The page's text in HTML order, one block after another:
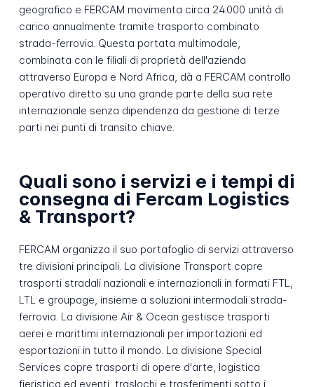
geografico e FERCAM movimenta circa 24.000 unità di
carico annualmente tramite trasporto combinato
strada-ferrovia. Questa portata multimodale,
combinata con le filiali di proprietà dell'azienda
attraverso Europa e Nord Africa, dà a FERCAM controllo
operativo diretto su una grande parte della sua rete
internazionale senza dipendenza da gestione di terze
parti nei punti di transito chiave.
Quali sono i servizi e i tempi di
consegna di Fercam Logistics
& Transport?
FERCAM organizza il suo portafoglio di servizi attraverso
tre divisioni principali. La divisione Transport copre
trasporti stradali nazionali e internazionali in formati FTL,
LTL e groupage, insieme a soluzioni intermodali strada-
ferrovia. La divisione Air & Ocean gestisce trasporti
aerei e marittimi internazionali per importazioni ed
esportazioni in tutto il mondo. La divisione Special
Services copre trasporti di opere d'arte, logistica
fieristica ed eventi, traslochi e trasferimenti sotto i